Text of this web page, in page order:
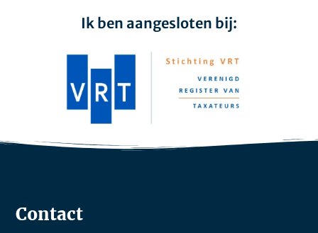
Ik ben aangesloten bij:
Contact